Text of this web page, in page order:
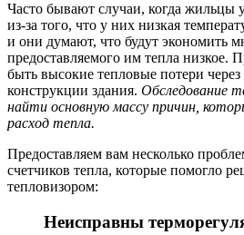
Часто бывают случаи, когда жильцы
из-за того, что у них низкая
и они думают, что будут экономить
предоставляемого им тепла низкое.
быть высокие тепловые потери
конструкции здания. Обследование
найти основную массу причин,
расход тепла.
Предоставляем вам несколько
счетчиков тепла, которые помогло
тепловизором:
Неисправны